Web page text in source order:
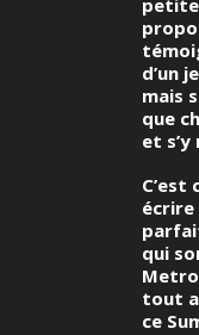
d’un
mais
que
et
écrire
qui
tout
ce